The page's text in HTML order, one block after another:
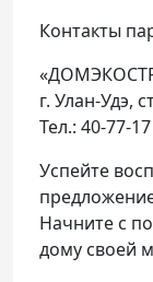
Контакты
г. Улан-Удэ,
Тел.: 40-77-17
Успейте
Начните с
дому своей